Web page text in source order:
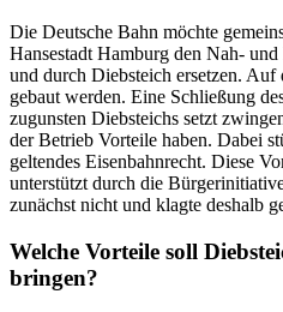
Die Deutsche Bahn möchte
Hansestadt Hamburg den Nah-
und durch Diebsteich ersetzen.
gebaut werden. Eine Schließung
zugunsten Diebsteichs setzt
der Betrieb Vorteile haben. Dabei
geltendes Eisenbahnrecht. Diese
unterstützt durch die
zunächst nicht und klagte deshalb
Welche Vorteile soll
bringen?